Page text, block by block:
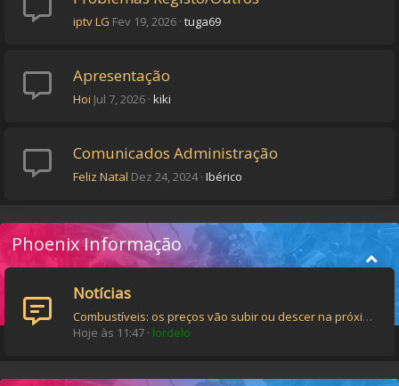
iptv LG Fev 19, 2026 tuga69
Apresentação
Hoi Jul 7, 2026 kiki
Comunicados Administração
Feliz Natal Dez 24, 2024 Ibérico
Phoenix Informação
Notícias
Combustíveis: os preços vão subir ou descer na próxima semana?
Hoje às 11:47 lordelo